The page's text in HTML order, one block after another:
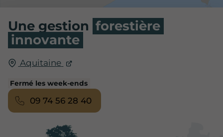
Une gestion forestière
innovante
Aquitaine
Fermé les week-ends
09 74 56 28 40